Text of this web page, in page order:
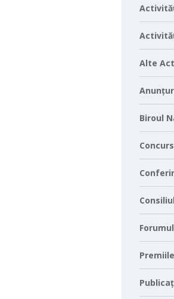
Alte
Biroul
Forumul
Premiile